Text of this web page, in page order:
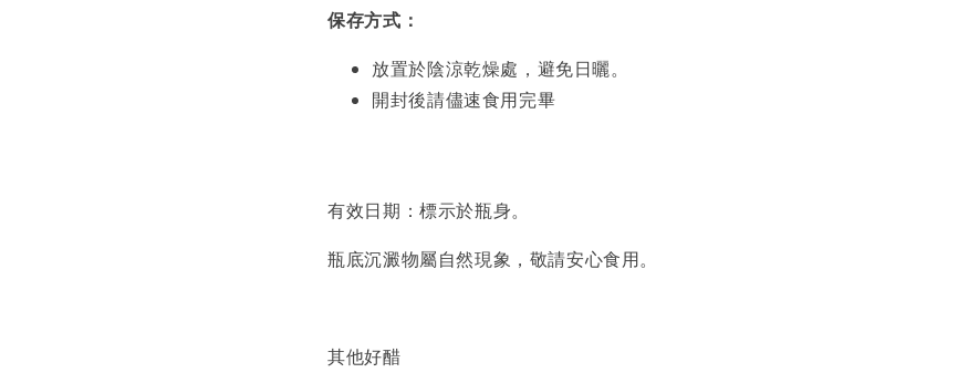
保存方式：
放置於陰涼乾燥處，避免日曬。
開封後請儘速食用完畢
有效日期：標示於瓶身。
瓶底沉澱物屬自然現象，敬請安心食用。
其他好醋